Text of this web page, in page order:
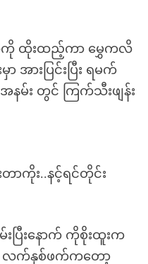
ထဲကို ထိုးထည့်ကာ မွှေကလိ
ားပြင်းပြီး ရမက်
မ်း တွင် ကြက်သီးဖျန်း
ာကိုး..နင့်ရင်တိုင်း
ပြီးနောက် ကိုစိုးထူးက
။ လက်နှစ်ဖက်ကတော့